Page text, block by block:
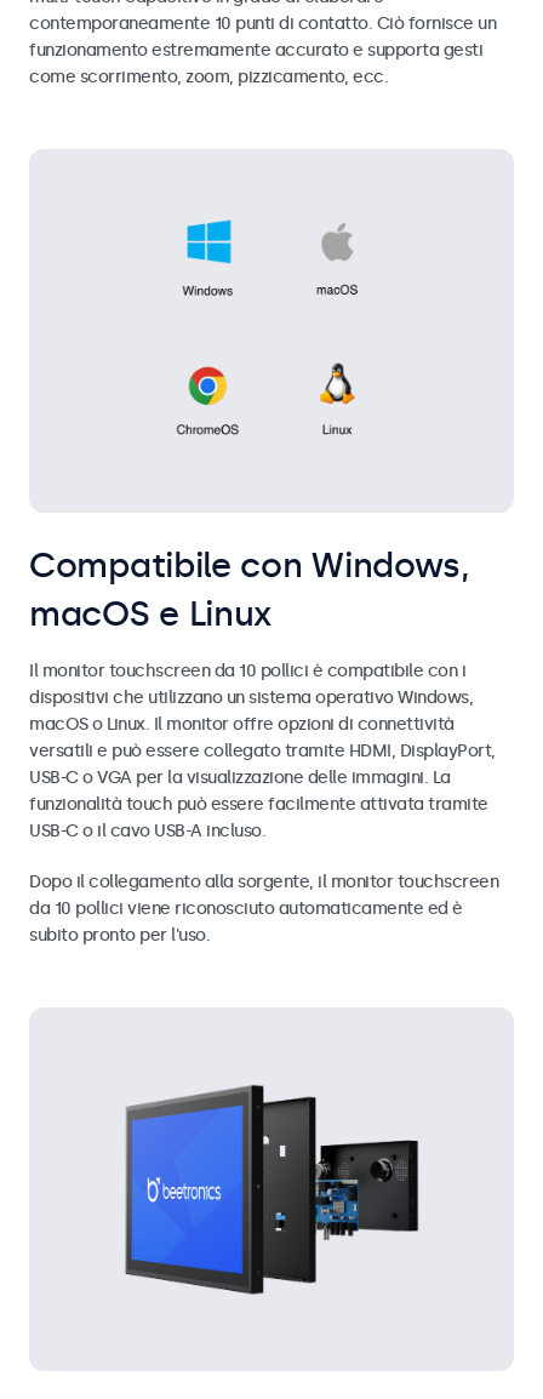
contemporaneamente 10 punti di contatto. Ciò fornisce un
funzionamento estremamente accurato e supporta gesti
come scorrimento, zoom, pizzicamento, ecc.
Compatibile con Windows,
macOS e Linux
Il monitor touchscreen da 10 pollici è compatibile con i
dispositivi che utilizzano un sistema operativo Windows,
macOS o Linux. Il monitor offre opzioni di connettività
versatili e può essere collegato tramite HDMI, DisplayPort,
USB-C o VGA per la visualizzazione delle immagini. La
funzionalità touch può essere facilmente attivata tramite
USB-C o il cavo USB-A incluso.
Dopo il collegamento alla sorgente, il monitor touchscreen
da 10 pollici viene riconosciuto automaticamente ed è
subito pronto per l'uso.